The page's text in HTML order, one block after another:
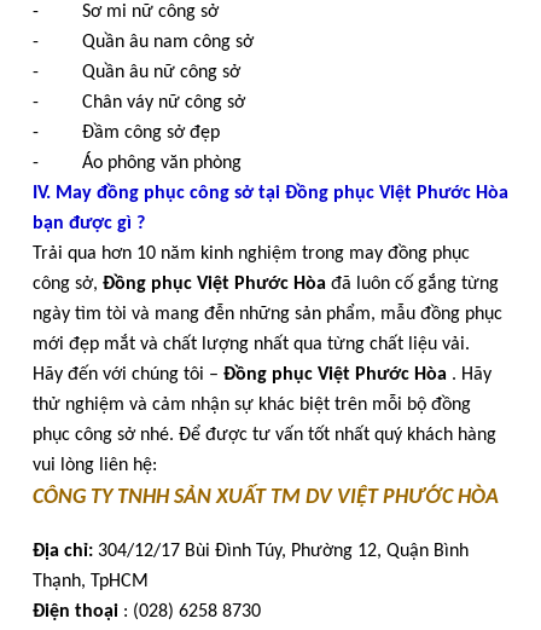
- Sơ mi nữ công sở
- Quần âu nam công sở
- Quần âu nữ công sở
- Chân váy nữ công sở
- Đầm công sở đẹp
- Áo phông văn phòng
IV. May đồng phục công sở tại Đồng phục Việt Phước Hòa
bạn được gì ?
Trải qua hơn 10 năm kinh nghiệm trong may đồng phục
công sở, Đồng phục Việt Phước Hòa đã luôn cố gắng từng
ngày tìm tòi và mang đễn những sản phẩm, mẫu đồng phục
mới đẹp mắt và chất lượng nhất qua từng chất liệu vải.
Hãy đến với chúng tôi – Đồng phục Việt Phước Hòa . Hãy
thử nghiệm và cảm nhận sự khác biệt trên mỗi bộ đồng
phục công sở nhé. Để được tư vấn tốt nhất quý khách hàng
vui lòng liên hệ:
CÔNG TY TNHH SẢN XUẤT TM DV VIỆT PHƯỚC HÒA
Địa chỉ:304/12/17 Bùi Đình Túy, Phường 12, Quận Bình
Thạnh, TpHCM
Điện thoại : (028) 6258 8730